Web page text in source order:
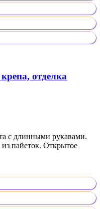
отделка
с длинными рукавами.
пайеток. Открытое